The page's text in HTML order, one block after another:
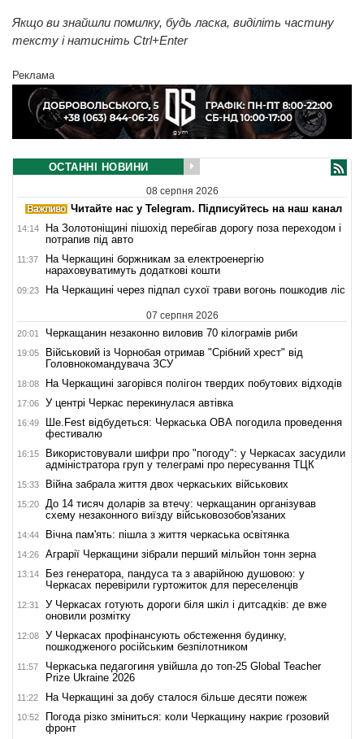
Якщо ви знайшли помилку, будь ласка, виділіть частину
тексту і натисніть Ctrl+Enter
Реклама
ОСТАННІ НОВИНИ
08 серпня 2026
Читайте нас у Telegram. Підписуйтесь на наш канал
14:14
На Золотоніщині пішохід перебігав дорогу поза переходом і
потрапив під авто
11:37
На Черкащині боржникам за електроенергію
нараховуватимуть додаткові кошти
09:23 На Черкащині через підпал сухої трави вогонь пошкодив ліс
07 серпня 2026
20:01 Черкащанин незаконно виловив 70 кілограмів риби
19:05
Військовий із Чорнобая отримав "Срібний хрест" від
Головнокомандувача ЗСУ
18:08 На Черкащині загорівся полігон твердих побутових відходів
17:06 У центрі Черкас перекинулася автівка
16:49
Ше.Fest відбудеться: Черкаська ОВА погодила проведення
фестивалю
16:15
Використовували шифри про "погоду": у Черкасах засудили
адміністратора груп у телеграмі про пересування ТЦК
15:33 Війна забрала життя двох черкаських військових
15:20
До 14 тисяч доларів за втечу: черкащанин організував
схему незаконного виїзду військовозобов'язаних
14:44 Вічна пам'ять: пішла з життя черкаська освітянка
14:26 Аграрії Черкащини зібрали перший мільйон тонн зерна
13:14
Без генератора, пандуса та з аварійною душовою: у
Черкасах перевірили гуртожиток для переселенців
12:31
У Черкасах готують дороги біля шкіл і дитсадків: де вже
оновили розмітку
12:08
У Черкасах профінансують обстеження будинку,
пошкодженого російським безпілотником
11:57
Черкаська педагогиня увійшла до топ-25 Global Teacher
Prize Ukraine 2026
11:22 На Черкащині за добу сталося більше десяти пожеж
10:52
Погода різко зміниться: коли Черкащину накриє грозовий
фронт